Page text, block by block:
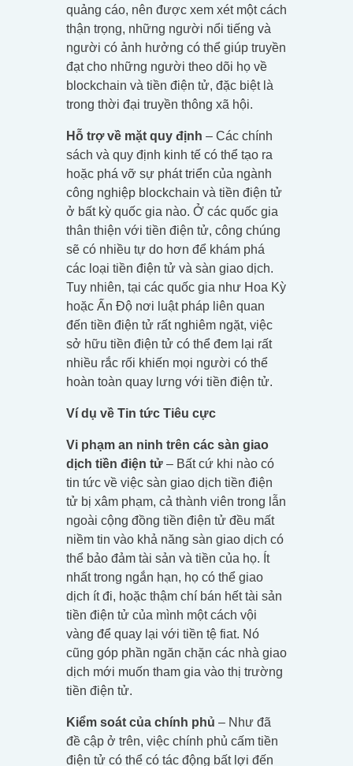
quảng cáo, nên được xem xét một cách
thận trọng, những người nổi tiếng và
người có ảnh hưởng có thể giúp truyền
đạt cho những người theo dõi họ về
blockchain và tiền điện tử, đặc biệt là
trong thời đại truyền thông xã hội.
Hỗ trợ về mặt quy định – Các chính
sách và quy định kinh tế có thể tạo ra
hoặc phá vỡ sự phát triển của ngành
công nghiệp blockchain và tiền điện tử
ở bất kỳ quốc gia nào. Ở các quốc gia
thân thiện với tiền điện tử, công chúng
sẽ có nhiều tự do hơn để khám phá
các loại tiền điện tử và sàn giao dịch.
Tuy nhiên, tại các quốc gia như Hoa Kỳ
hoặc Ấn Độ nơi luật pháp liên quan
đến tiền điện tử rất nghiêm ngặt, việc
sở hữu tiền điện tử có thể đem lại rất
nhiều rắc rối khiến mọi người có thể
hoàn toàn quay lưng với tiền điện tử.
Ví dụ về Tin tức Tiêu cực
Vi phạm an ninh trên các sàn giao
dịch tiền điện tử – Bất cứ khi nào có
tin tức về việc sàn giao dịch tiền điện
tử bị xâm phạm, cả thành viên trong lẫn
ngoài cộng đồng tiền điện tử đều mất
niềm tin vào khả năng sàn giao dịch có
thể bảo đảm tài sản và tiền của họ. Ít
nhất trong ngắn hạn, họ có thể giao
dịch ít đi, hoặc thậm chí bán hết tài sản
tiền điện tử của mình một cách vội
vàng để quay lại với tiền tệ fiat. Nó
cũng góp phần ngăn chặn các nhà giao
dịch mới muốn tham gia vào thị trường
tiền điện tử.
Kiểm soát của chính phủ – Như đã
đề cập ở trên, việc chính phủ cấm tiền
điện tử có thể có tác động bất lợi đến